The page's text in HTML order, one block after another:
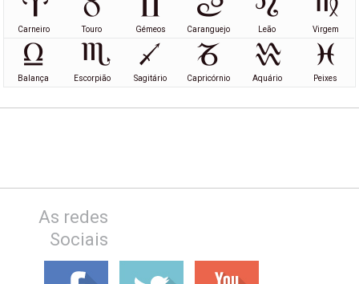
Carneiro Touro Gémeos Caranguejo Leão Virgem
Balança Escorpião Sagitário Capricórnio Aquário Peixes
As redes
Sociais